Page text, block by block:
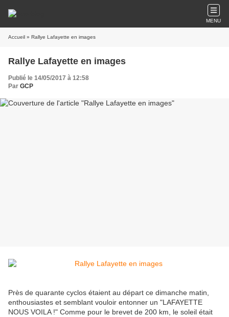
MENU
Accueil » Rallye Lafayette en images
Rallye Lafayette en images
Publié le 14/05/2017 à 12:58
Par GCP
Près de quarante cyclos étaient au départ ce dimanche matin,
enthousiastes et semblant vouloir entonner un "LAFAYETTE
NOUS VOILA !" Comme pour le brevet de 200 km, le soleil était